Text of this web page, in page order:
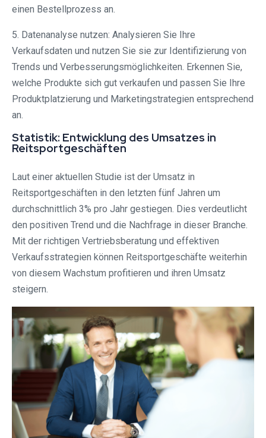
einen Bestellprozess an.
5. Datenanalyse nutzen: Analysieren Sie Ihre
Verkaufsdaten und nutzen Sie sie zur Identifizierung von
Trends und Verbesserungsmöglichkeiten. Erkennen Sie,
welche Produkte sich gut verkaufen und passen Sie Ihre
Produktplatzierung und Marketingstrategien entsprechend
an.
Statistik: Entwicklung des Umsatzes in
Reitsportgeschäften
Laut einer aktuellen Studie ist der Umsatz in
Reitsportgeschäften in den letzten fünf Jahren um
durchschnittlich 3% pro Jahr gestiegen. Dies verdeutlicht
den positiven Trend und die Nachfrage in dieser Branche.
Mit der richtigen Vertriebsberatung und effektiven
Verkaufsstrategien können Reitsportgeschäfte weiterhin
von diesem Wachstum profitieren und ihren Umsatz
steigern.